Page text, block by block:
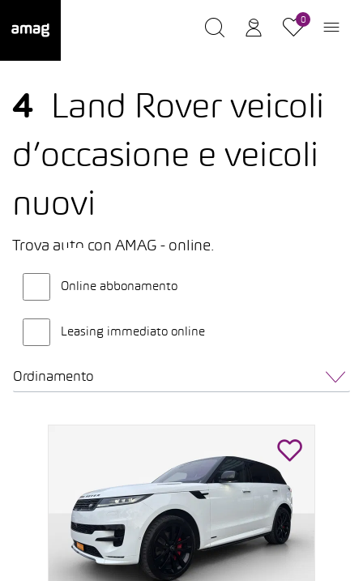
0
4
Land Rover veicoli
d’occasione e veicoli
nuovi
Trova auto con AMAG - online.
Online abbonamento
Leasing immediato online
Ordinamento